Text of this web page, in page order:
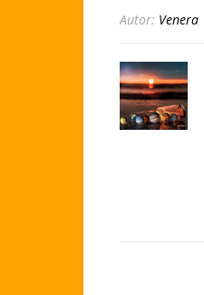
Autor: Venera